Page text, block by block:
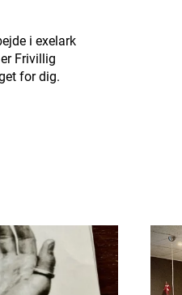
i exelark
Frivillig
for dig.